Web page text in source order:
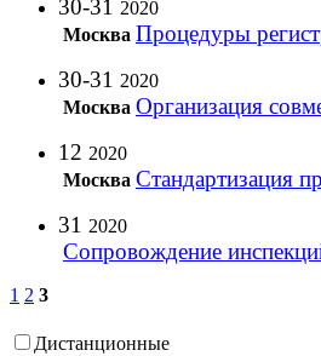
30-31 2020
Москва Процедуры
30-31 2020
Москва Организация
12 2020
Москва Стандартизация
31 2020
Сопровождение
1 2 3
Дистанционные